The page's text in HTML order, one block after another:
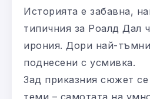
Историята е забавна,
типичния за Роалд Дал
ирония. Дори най-
поднесени с усмивка.
Зад приказния сюжет
теми – самотата на